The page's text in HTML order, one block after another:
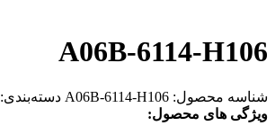
A06B-6114-H106
شناسه محصول: A06B-6114-H106 دسته‌بندی:
ویژگی های محصول: